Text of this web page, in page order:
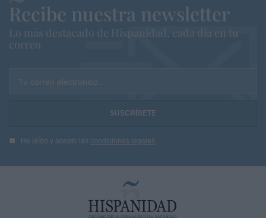
Recibe nuestra newsletter
Lo más destacado de Hispanidad, cada dia en tu
correo
Tu correo electrónico...
He leído y acepto las condiciones legales